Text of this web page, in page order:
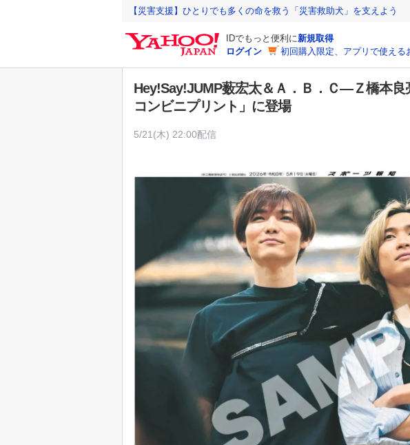
【災害支援】ひとりでも多くの命を救う「災害救助犬」を支えよう
IDでもっと便利に新規取得
ログイン
初回購入限定、アプリで使える
Hey!Say!JUMP薮宏太＆Ａ．Ｂ．Ｃ―Ｚ橋本良
コンビニプリント」に登場
5/21(木) 22:00配信